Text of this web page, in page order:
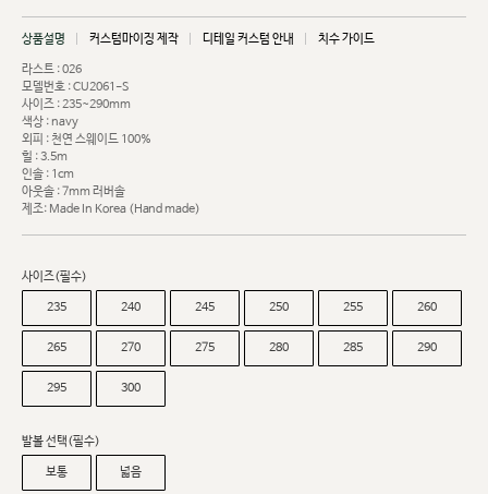
상품설명 커스텀마이징 제작 디테일 커스텀 안내 치수 가이드
라스트 : 026
모델번호 : CU2061-S
사이즈 : 235~290mm
색상 : navy
외피 : 천연 스웨이드 100%
힐 : 3.5m
인솔 : 1cm
아웃솔 : 7mm 러버솔
제조: Made In Korea (Hand made)
사이즈(필수)
235 240 245 250 255 260
265 270 275 280 285 290
295 300
발볼 선택(필수)
보통 넓음